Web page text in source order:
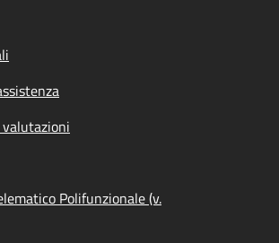
Polifunzionale (v.